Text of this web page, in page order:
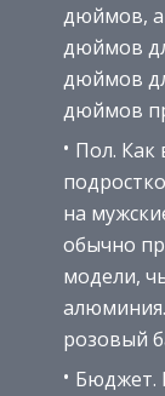
дюймов,
дюймов
дюймов
дюймов
Пол. Как
на
обычно
модели,
розовый
Бюджет.